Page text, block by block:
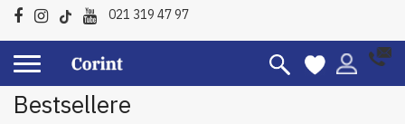
021 319 47 97
Bestsellere